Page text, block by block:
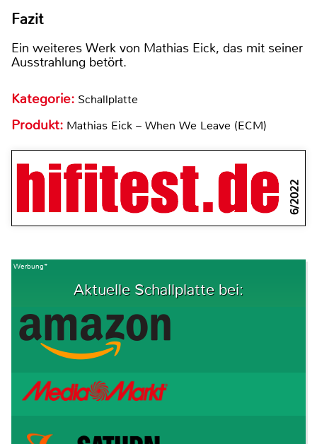
Fazit
Ein weiteres Werk von Mathias Eick, das mit seiner
Ausstrahlung betört.
Kategorie: Schallplatte
Produkt: Mathias Eick – When We Leave (ECM)
6/2022
Werbung*
Aktuelle Schallplatte bei: